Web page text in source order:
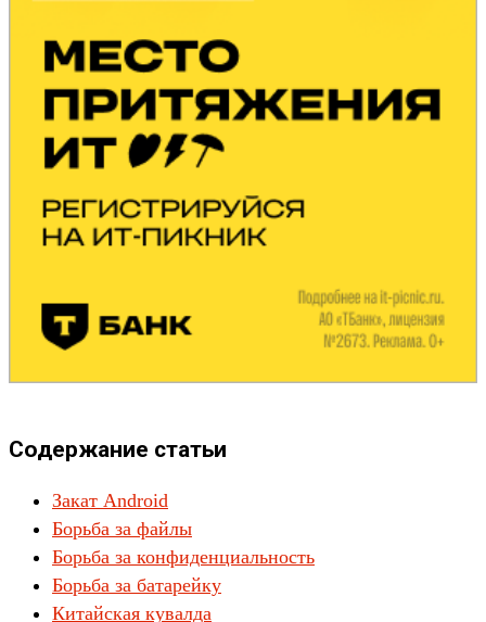
Содержание статьи
Закат Android
Борьба за файлы
Борьба за конфиденциальность
Борьба за батарейку
Китайская кувалда